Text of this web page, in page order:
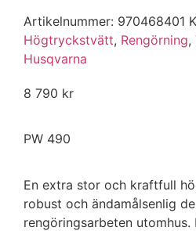
Artikelnummer: 970468401
Högtryckstvätt, Rengörning,
Husqvarna
8 790 kr
PW 490
En extra stor och kraftfull
robust och ändamålsenlig
rengöringsarbeten utomhus.